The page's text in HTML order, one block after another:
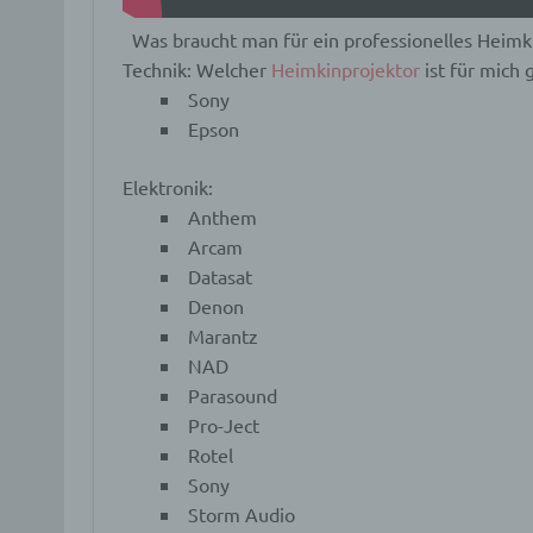
Was braucht man für ein professionelles
Technik: Welcher Heimkinprojektor ist für mich
Sony
Epson
Elektronik:
Anthem
Arcam
Datasat
Denon
Marantz
NAD
Parasound
Pro-Ject
Rotel
Sony
Storm Audio